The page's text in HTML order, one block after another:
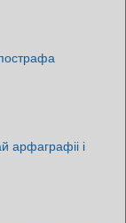
арфаграфіі і